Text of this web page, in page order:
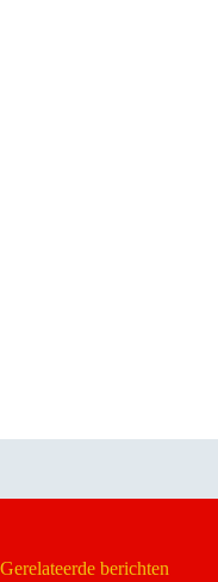
Gerelateerde berichten